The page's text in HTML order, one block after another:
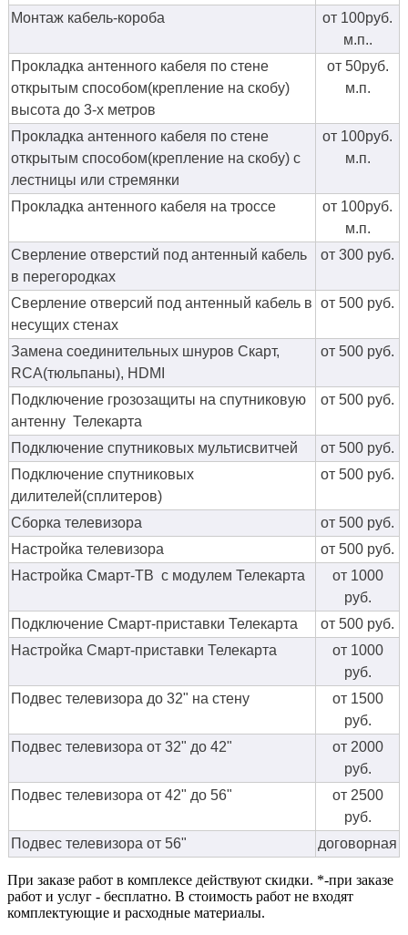
Монтаж кабель-короба
от 100руб.
м.п..
Прокладка антенного кабеля по стене
открытым способом(крепление на скобу)
высота до 3-х метров
от 50руб.
м.п.
Прокладка антенного кабеля по стене
открытым способом(крепление на скобу) с
лестницы или стремянки
от 100руб.
м.п.
Прокладка антенного кабеля на троссе
от 100руб.
м.п.
Сверление отверстий под антенный кабель
в перегородках
от 300 руб.
Сверление отверсий под антенный кабель в
несущих стенах
от 500 руб.
Замена соединительных шнуров Скарт,
RCA(тюльпаны), HDMI
от 500 руб.
Подключение грозозащиты на спутниковую
антенну Телекарта
от 500 руб.
Подключение спутниковых мультисвитчей
от 500 руб.
Подключение спутниковых
дилителей(сплитеров)
от 500 руб.
Сборка телевизора
от 500 руб.
Настройка телевизора
от 500 руб.
Настройка Смарт-ТВ с модулем Телекарта
от 1000
руб.
Подключение Смарт-приставки Телекарта
от 500 руб.
Настройка Смарт-приставки Телекарта
от 1000
руб.
Подвес телевизора до 32" на стену
от 1500
руб.
Подвес телевизора от 32" до 42"
от 2000
руб.
Подвес телевизора от 42" до 56"
от 2500
руб.
Подвес телевизора от 56"
договорная
При заказе работ в комплексе действуют скидки. *-при заказе
работ и услуг - бесплатно. В стоимость работ не входят
комплектующие и расходные материалы.